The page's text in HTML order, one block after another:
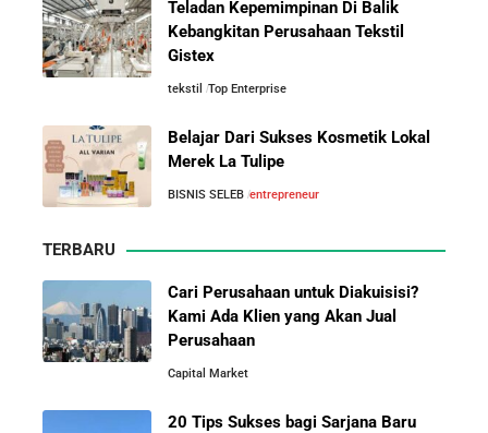
Mengenal Onitsuka Tiger: 8 Fakta
Menarik di Balik Sepatu Ikonik
10 Pelajaran Bisnis dari Eiger:
Asal-Usul Kekayaan Erick Thohir dan Boy Thohir
Kisah Sukses Todd Boehly: Cucu Pekerja Pabrik yang
Arifin Panigoro: Dari Insinyur Listrik Menjadi Raja
Energi Indonesia yang Mendirikan Medco Group
Perjuangan, dan Keputusan Krusial yang Menentukan
Masa Depan
Belajar dari Kopi Kenangan: Cara Membangun Resto
Teladan Kepemimpinan Di Balik
Kebangkitan Perusahaan Tekstil
Gistex
tekstil Top Enterprise
Belajar Dari Sukses Kosmetik Lokal
Merek La Tulipe
BISNIS SELEB entrepreneur
TERBARU
Cari Perusahaan untuk Diakuisisi?
Kami Ada Klien yang Akan Jual
Perusahaan
Capital Market
20 Tips Sukses bagi Sarjana Baru